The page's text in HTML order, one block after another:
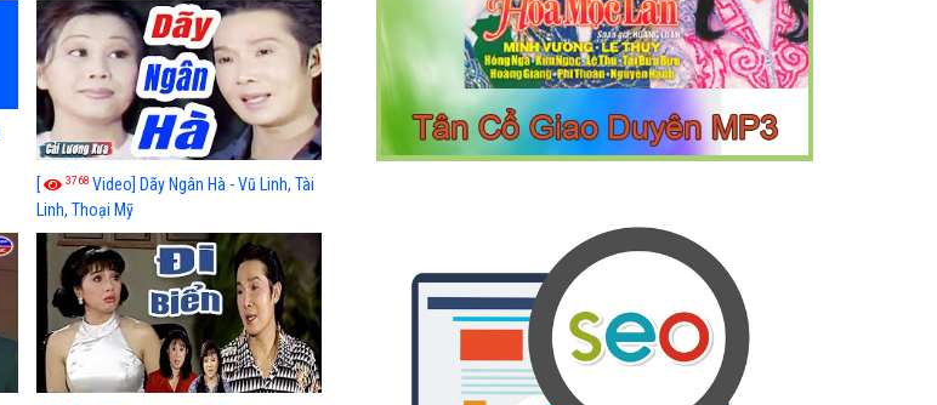
[
3768 Video] Dãy Ngân Hà - Vũ Linh, Tài
Linh, Thoại Mỹ